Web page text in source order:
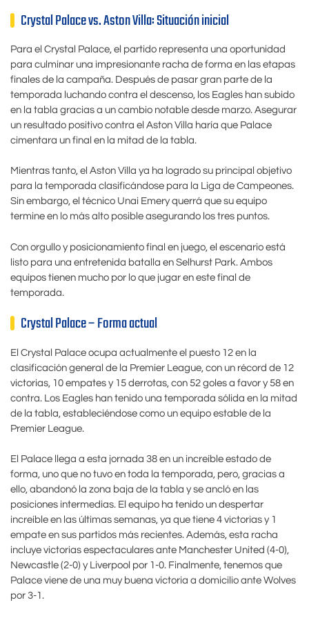
Crystal Palace vs. Aston Villa: Situación inicial
Para el Crystal Palace, el partido representa una oportunidad
para culminar una impresionante racha de forma en las etapas
finales de la campaña. Después de pasar gran parte de la
temporada luchando contra el descenso, los Eagles han subido
en la tabla gracias a un cambio notable desde marzo. Asegurar
un resultado positivo contra el Aston Villa haría que Palace
cimentara un final en la mitad de la tabla.
Mientras tanto, el Aston Villa ya ha logrado su principal objetivo
para la temporada clasificándose para la Liga de Campeones.
Sin embargo, el técnico Unai Emery querrá que su equipo
termine en lo más alto posible asegurando los tres puntos.
Con orgullo y posicionamiento final en juego, el escenario está
listo para una entretenida batalla en Selhurst Park. Ambos
equipos tienen mucho por lo que jugar en este final de
temporada.
Crystal Palace – Forma actual
El Crystal Palace ocupa actualmente el puesto 12 en la
clasificación general de la Premier League, con un récord de 12
victorias, 10 empates y 15 derrotas, con 52 goles a favor y 58 en
contra. Los Eagles han tenido una temporada sólida en la mitad
de la tabla, estableciéndose como un equipo estable de la
Premier League.
El Palace llega a esta jornada 38 en un increíble estado de
forma, uno que no tuvo en toda la temporada, pero, gracias a
ello, abandonó la zona baja de la tabla y se ancló en las
posiciones intermedias. El equipo ha tenido un despertar
increíble en las últimas semanas, ya que tiene 4 victorias y 1
empate en sus partidos más recientes. Además, esta racha
incluye victorias espectaculares ante Manchester United (4-0),
Newcastle (2-0) y Liverpool por 1-0. Finalmente, tenemos que
Palace viene de una muy buena victoria a domicilio ante Wolves
por 3-1.